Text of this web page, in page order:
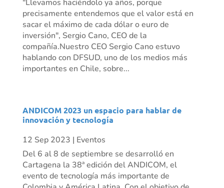
"Llevamos haciéndolo ya años, porque
precisamente entendemos que el valor está en
sacar el máximo de cada dólar o euro de
inversión", Sergio Cano, CEO de la
compañía.Nuestro CEO Sergio Cano estuvo
hablando con DFSUD, uno de los medios más
importantes en Chile, sobre...
ANDICOM 2023 un espacio para hablar de
innovación y tecnología
12 Sep 2023 | Eventos
Del 6 al 8 de septiembre se desarrolló en
Cartagena la 38ª edición del ANDICOM, el
evento de tecnología más importante de